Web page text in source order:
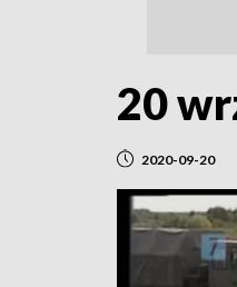
20
2020-09-20